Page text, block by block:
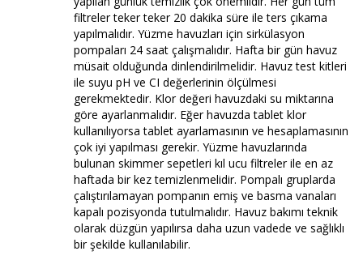
filtreler teker teker 20 dakika süre ile ters çıkama
yapılmalıdır. Yüzme havuzları için sirkülasyon
pompaları 24 saat çalışmalıdır. Hafta bir gün havuz
müsait olduğunda dinlendirilmelidir. Havuz test kitleri
ile suyu pH ve CI değerlerinin ölçülmesi
gerekmektedir. Klor değeri havuzdaki su miktarına
göre ayarlanmalıdır. Eğer havuzda tablet klor
kullanılıyorsa tablet ayarlamasının ve hesaplamasının
çok iyi yapılması gerekir. Yüzme havuzlarında
bulunan skimmer sepetleri kıl ucu filtreler ile en az
haftada bir kez temizlenmelidir. Pompalı gruplarda
çalıştırılamayan pompanın emiş ve basma vanaları
kapalı pozisyonda tutulmalıdır. Havuz bakımı teknik
olarak düzgün yapılırsa daha uzun vadede ve sağlıklı
bir şekilde kullanılabilir.